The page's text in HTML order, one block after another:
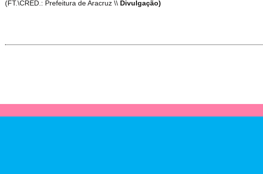
(FT.\CRÉD.: Prefeitura de Aracruz \\ Divulgação)